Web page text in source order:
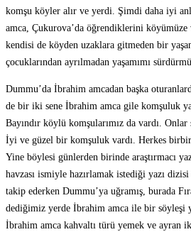
komşu köyler alır ve yerdi. Şimdi daha iyi
amca, Çukurova’da öğrendiklerini köyümüze
kendisi de köyden uzaklara gitmeden bir
çocuklarından ayrılmadan yaşamımı
Dummu’da İbrahim amcadan başka
de bir iki sene İbrahim amca gile komşuluk
Bayındır köylü komşularımız da vardı. Onlar
İyi ve güzel bir komşuluk vardı. Herkes
Yine böylesi günlerden birinde araştırmacı
havzası ismiyle hazırlamak istediği yazı dizisi
takip ederken Dummu’ya uğramış, burada
dediğimiz yerde İbrahim amca ile bir söyleşi
İbrahim amca kahvaltı türü yemek ve ayran